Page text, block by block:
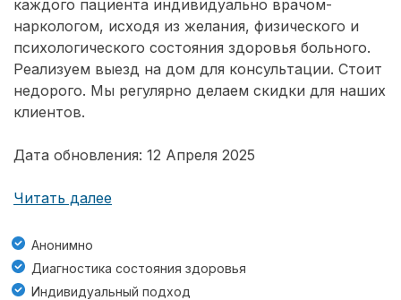
каждого пациента индивидуально врачом-
наркологом, исходя из желания, физического и
психологического состояния здоровья больного.
Реализуем выезд на дом для консультации. Стоит
недорого. Мы регулярно делаем скидки для наших
клиентов.
Дата обновления: 12 Апреля 2025
Читать далее
Анонимно
Диагностика состояния здоровья
Индивидуальный подход